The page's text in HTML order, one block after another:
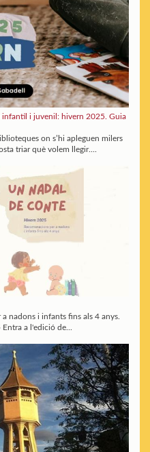
infantil i juvenil: hivern 2025. Guia
on s’hi apleguen milers
triar què volem llegir....
nadons i infants fins als 4 anys.
a l'edició de...